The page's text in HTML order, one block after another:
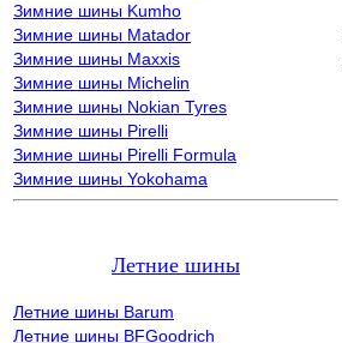
Зимние шины Kumho
Зимние шины Matador
Зимние шины Maxxis
Зимние шины Michelin
Зимние шины Nokian Tyres
Зимние шины Pirelli
Зимние шины Pirelli Formula
Зимние шины Yokohama
Летние шины
Летние шины Barum
Летние шины BFGoodrich